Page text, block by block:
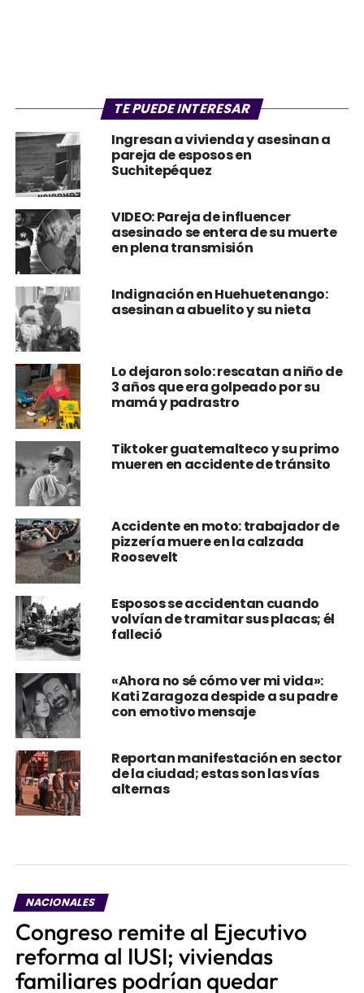
TE PUEDE INTERESAR
Ingresan a vivienda y asesinan a
pareja de esposos en
Suchitepéquez
VIDEO: Pareja de influencer
asesinado se entera de su muerte
en plena transmisión
Indignación en Huehuetenango:
asesinan a abuelito y su nieta
Lo dejaron solo: rescatan a niño de
3 años que era golpeado por su
mamá y padrastro
Tiktoker guatemalteco y su primo
mueren en accidente de tránsito
Accidente en moto: trabajador de
pizzería muere en la calzada
Roosevelt
Esposos se accidentan cuando
volvían de tramitar sus placas; él
falleció
«Ahora no sé cómo ver mi vida»:
Kati Zaragoza despide a su padre
con emotivo mensaje
Reportan manifestación en sector
de la ciudad; estas son las vías
alternas
NACIONALES
Congreso remite al Ejecutivo
reforma al IUSI; viviendas
familiares podrían quedar